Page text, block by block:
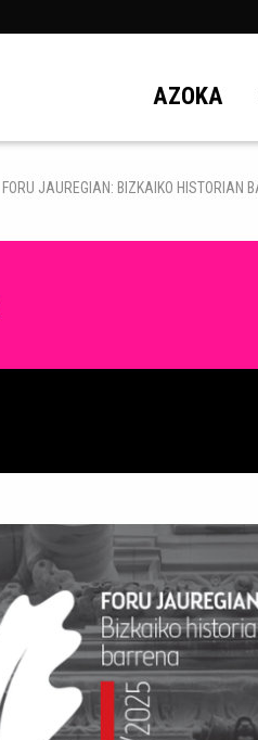
AZOKA
FORU JAUREGIAN: BIZKAIKO HISTORIAN